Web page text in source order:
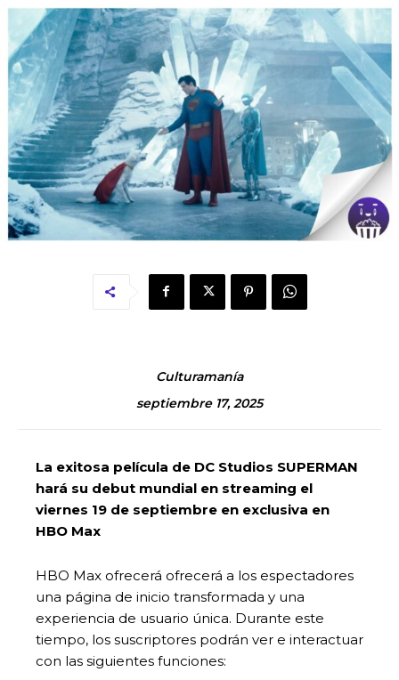
Culturamanía
septiembre 17, 2025
La exitosa película de DC Studios SUPERMAN
hará su debut mundial en streaming el
viernes 19 de septiembre en exclusiva en
HBO Max
HBO Max ofrecerá ofrecerá a los espectadores
una página de inicio transformada y una
experiencia de usuario única. Durante este
tiempo, los suscriptores podrán ver e interactuar
con las siguientes funciones: